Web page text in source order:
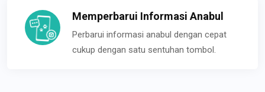
Memperbarui Informasi Anabul
Perbarui informasi anabul dengan cepat
cukup dengan satu sentuhan tombol.